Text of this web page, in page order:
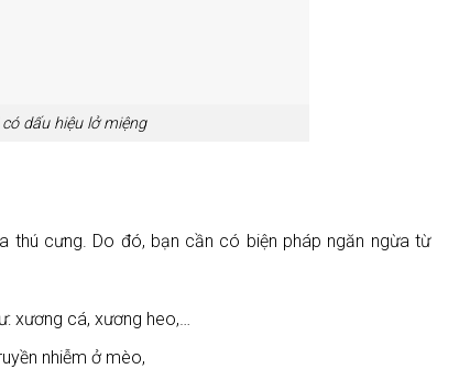
dấu hiệu lở miệng
thú cưng. Do đó, bạn cần có biện pháp ngăn ngừa từ
xương cá, xương heo,…
nhiễm ở mèo,